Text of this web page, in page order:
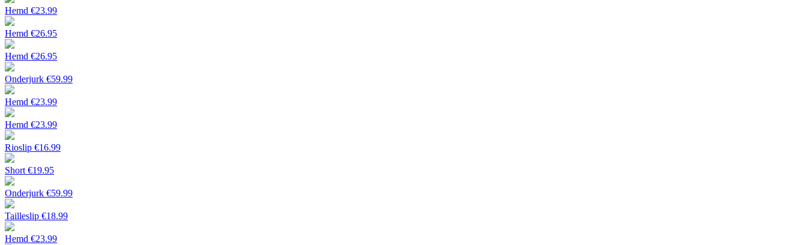
Hemd €23.99
Hemd €26.95
Hemd €26.95
Onderjurk €59.99
Hemd €23.99
Hemd €23.99
Rioslip €16.99
Short €19.95
Onderjurk €59.99
Tailleslip €18.99
Hemd €23.99